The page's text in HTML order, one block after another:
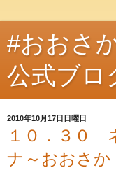
#おおさ
公式ブロ
2010年10月17日日曜日
１０．３０
ナ～おおさか